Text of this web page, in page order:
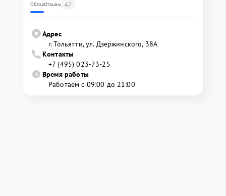
ОбзорОтзывы 47
Адрес
г. Тольятти, ул. Дзержинского, 38А
Контакты
+7 (495) 023-73-25
Время работы
Работаем с 09:00 до 21:00